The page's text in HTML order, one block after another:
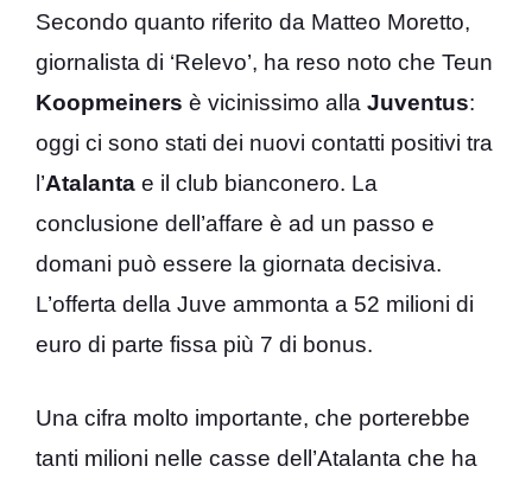
Secondo quanto riferito da Matteo Moretto,
giornalista di ‘Relevo’, ha reso noto che Teun
Koopmeiners è vicinissimo alla Juventus:
oggi ci sono stati dei nuovi contatti positivi tra
l’Atalanta e il club bianconero. La
conclusione dell’affare è ad un passo e
domani può essere la giornata decisiva.
L’offerta della Juve ammonta a 52 milioni di
euro di parte fissa più 7 di bonus.
Una cifra molto importante, che porterebbe
tanti milioni nelle casse dell’Atalanta che ha